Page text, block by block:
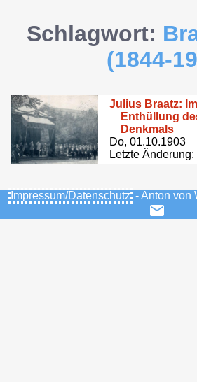
Schlagwort:
(1844-
Julius Braatz:
Enthüllung
Denkmals
Do, 01.10.1903
Letzte
Impressum/Datenschutz - Anton von